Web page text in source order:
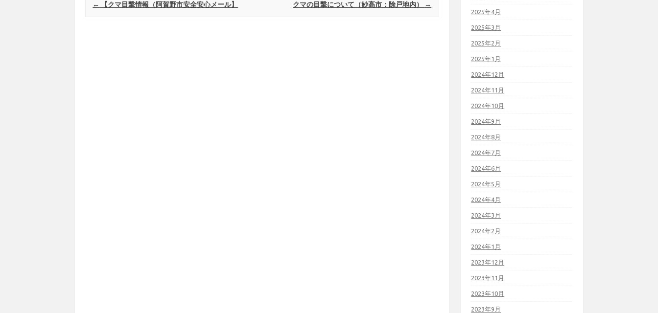
Post navigation
← 【クマ目撃情報（阿賀野市安全安心メール】 クマの目撃について（妙高市：除戸地内） →
2025年4月
2025年3月
2025年2月
2025年1月
2024年12月
2024年11月
2024年10月
2024年9月
2024年8月
2024年7月
2024年6月
2024年5月
2024年4月
2024年3月
2024年2月
2024年1月
2023年12月
2023年11月
2023年10月
2023年9月